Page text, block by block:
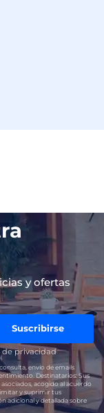
y ofertas
Suscribirse
privacidad
envío de emails
Destinatarios:Sus
acogido al acuerdo
y suprimir tus
adicional y detallada sobre